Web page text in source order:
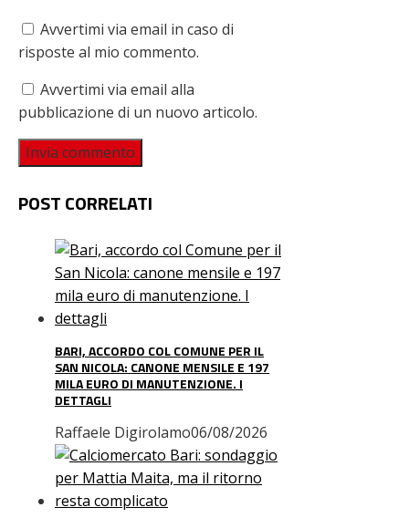
Avvertimi via email in caso di
risposte al mio commento.
Avvertimi via email alla
pubblicazione di un nuovo articolo.
POST CORRELATI
BARI, ACCORDO COL COMUNE PER IL
SAN NICOLA: CANONE MENSILE E 197
MILA EURO DI MANUTENZIONE. I
DETTAGLI
Raffaele Digirolamo06/08/2026